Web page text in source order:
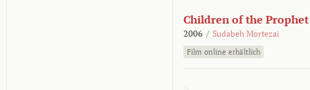
Children of the Prophet
2006 / Sudabeh Mortezai
Film online erhältlich